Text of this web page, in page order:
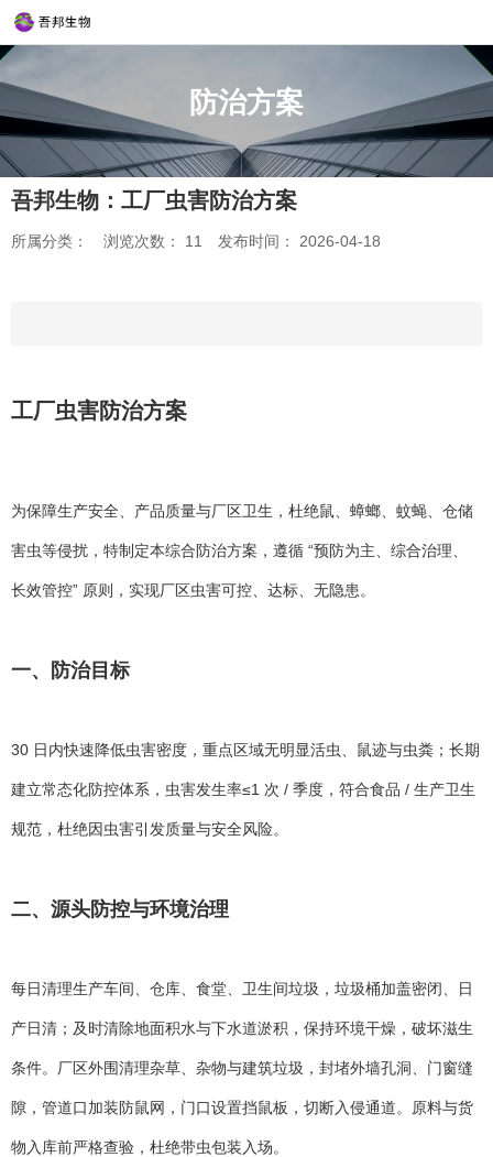
防治方案
吾邦生物：工厂虫害防治方案
所属分类： 浏览次数： 11 发布时间： 2026-04-18
工厂虫害防治方案
为保障生产安全、产品质量与厂区卫生，杜绝鼠、蟑螂、蚊蝇、仓储
害虫等侵扰，特制定本综合防治方案，遵循 “预防为主、综合治理、
长效管控” 原则，实现厂区虫害可控、达标、无隐患。
一、防治目标
30 日内快速降低虫害密度，重点区域无明显活虫、鼠迹与虫粪；长期
建立常态化防控体系，虫害发生率≤1 次 / 季度，符合食品 / 生产卫生
规范，杜绝因虫害引发质量与安全风险。
二、源头防控与环境治理
每日清理生产车间、仓库、食堂、卫生间垃圾，垃圾桶加盖密闭、日
产日清；及时清除地面积水与下水道淤积，保持环境干燥，破坏滋生
条件。厂区外围清理杂草、杂物与建筑垃圾，封堵外墙孔洞、门窗缝
隙，管道口加装防鼠网，门口设置挡鼠板，切断入侵通道。原料与货
物入库前严格查验，杜绝带虫包装入场。